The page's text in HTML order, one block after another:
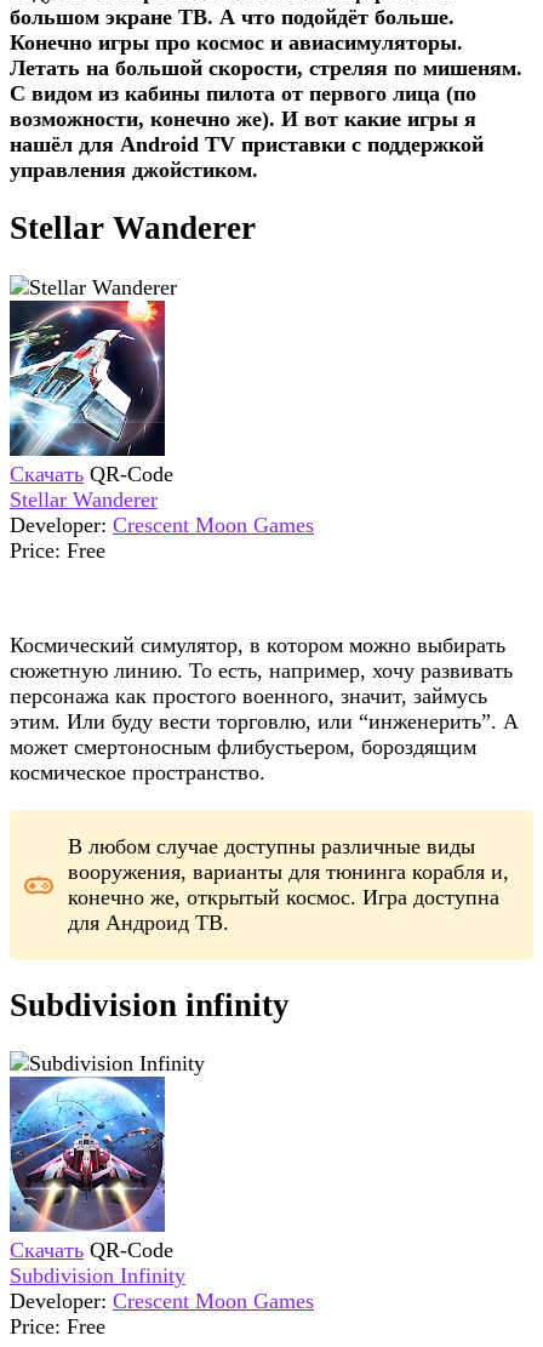
большом экране ТВ. А что подойдёт больше.
Конечно игры про космос и авиасимуляторы.
Летать на большой скорости, стреляя по мишеням.
С видом из кабины пилота от первого лица (по
возможности, конечно же). И вот какие игры я
нашёл для Android TV приставки с поддержкой
управления джойстиком.
Stellar Wanderer
Скачать QR-Code
Stellar Wanderer
Developer: Crescent Moon Games
Price: Free
Космический симулятор, в котором можно выбирать
сюжетную линию. То есть, например, хочу развивать
персонажа как простого военного, значит, займусь
этим. Или буду вести торговлю, или “инженерить”. А
может смертоносным флибустьером, бороздящим
космическое пространство.
В любом случае доступны различные виды
вооружения, варианты для тюнинга корабля и,
конечно же, открытый космос. Игра доступна
для Андроид ТВ.
Subdivision infinity
Скачать QR-Code
Subdivision Infinity
Developer: Crescent Moon Games
Price: Free